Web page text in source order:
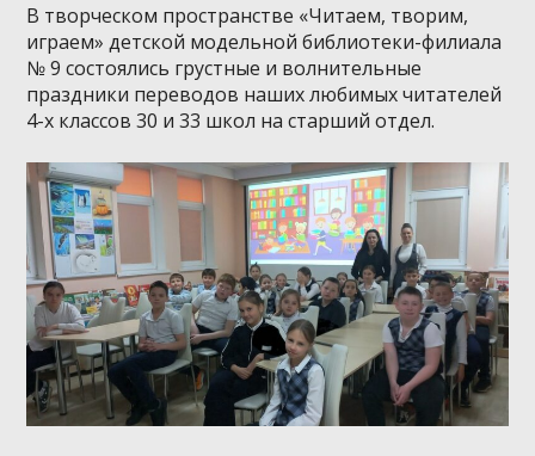
В творческом пространстве «Читаем, творим,
играем» детской модельной библиотеки-филиала
№ 9 состоялись грустные и волнительные
праздники переводов наших любимых читателей
4-х классов 30 и 33 школ на старший отдел.